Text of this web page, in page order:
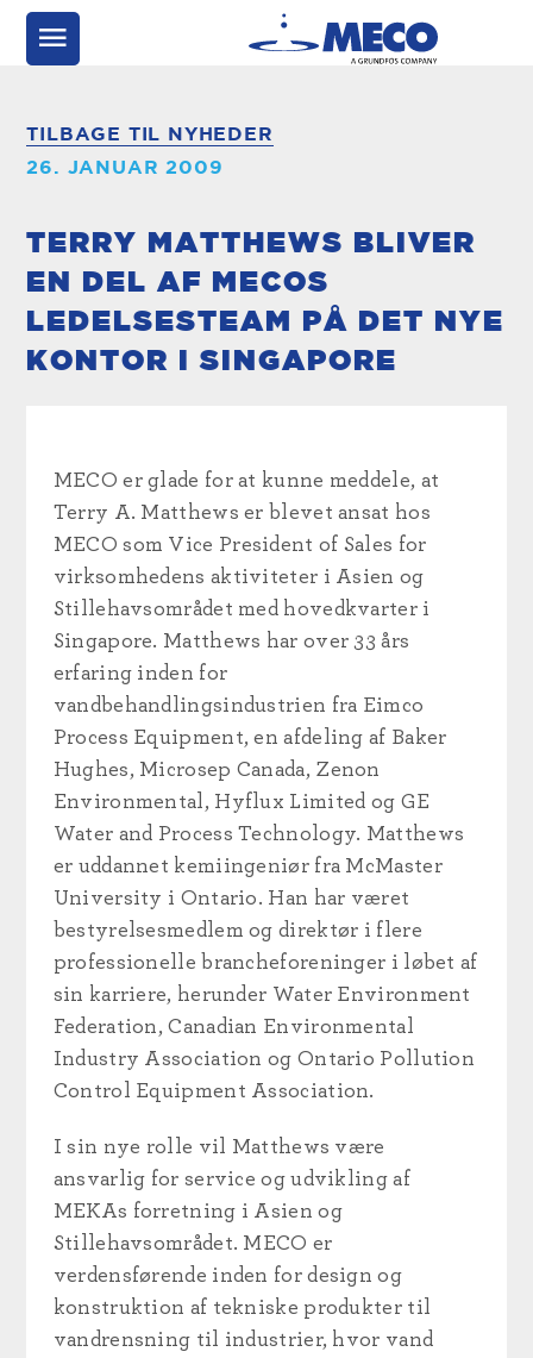
TILBAGE TIL NYHEDER
26. JANUAR 2009
TERRY MATTHEWS BLIVER
EN DEL AF MECOS
LEDELSESTEAM PÅ DET NYE
KONTOR I SINGAPORE
MECO er glade for at kunne meddele, at
Terry A. Matthews er blevet ansat hos
MECO som Vice President of Sales for
virksomhedens aktiviteter i Asien og
Stillehavsområdet med hovedkvarter i
Singapore. Matthews har over 33 års
erfaring inden for
vandbehandlingsindustrien fra Eimco
Process Equipment, en afdeling af Baker
Hughes, Microsep Canada, Zenon
Environmental, Hyflux Limited og GE
Water and Process Technology. Matthews
er uddannet kemiingeniør fra McMaster
University i Ontario. Han har været
bestyrelsesmedlem og direktør i flere
professionelle brancheforeninger i løbet af
sin karriere, herunder Water Environment
Federation, Canadian Environmental
Industry Association og Ontario Pollution
Control Equipment Association.
I sin nye rolle vil Matthews være
ansvarlig for service og udvikling af
MEKAs forretning i Asien og
Stillehavsområdet. MECO er
verdensførende inden for design og
konstruktion af tekniske produkter til
vandrensning til industrier, hvor vand